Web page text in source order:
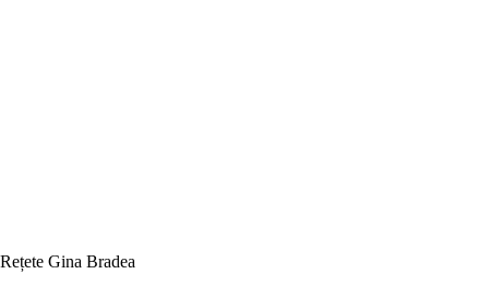
Rețete Gina Bradea